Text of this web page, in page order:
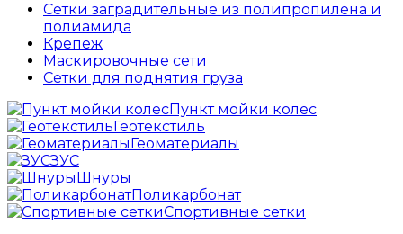
Сетки заградительные из полипропилена и
полиамида
Крепеж
Маскировочные сети
Сетки для поднятия груза
Пункт мойки колес
Геотекстиль
Геоматериалы
ЗУС
Шнуры
Поликарбонат
Спортивные сетки